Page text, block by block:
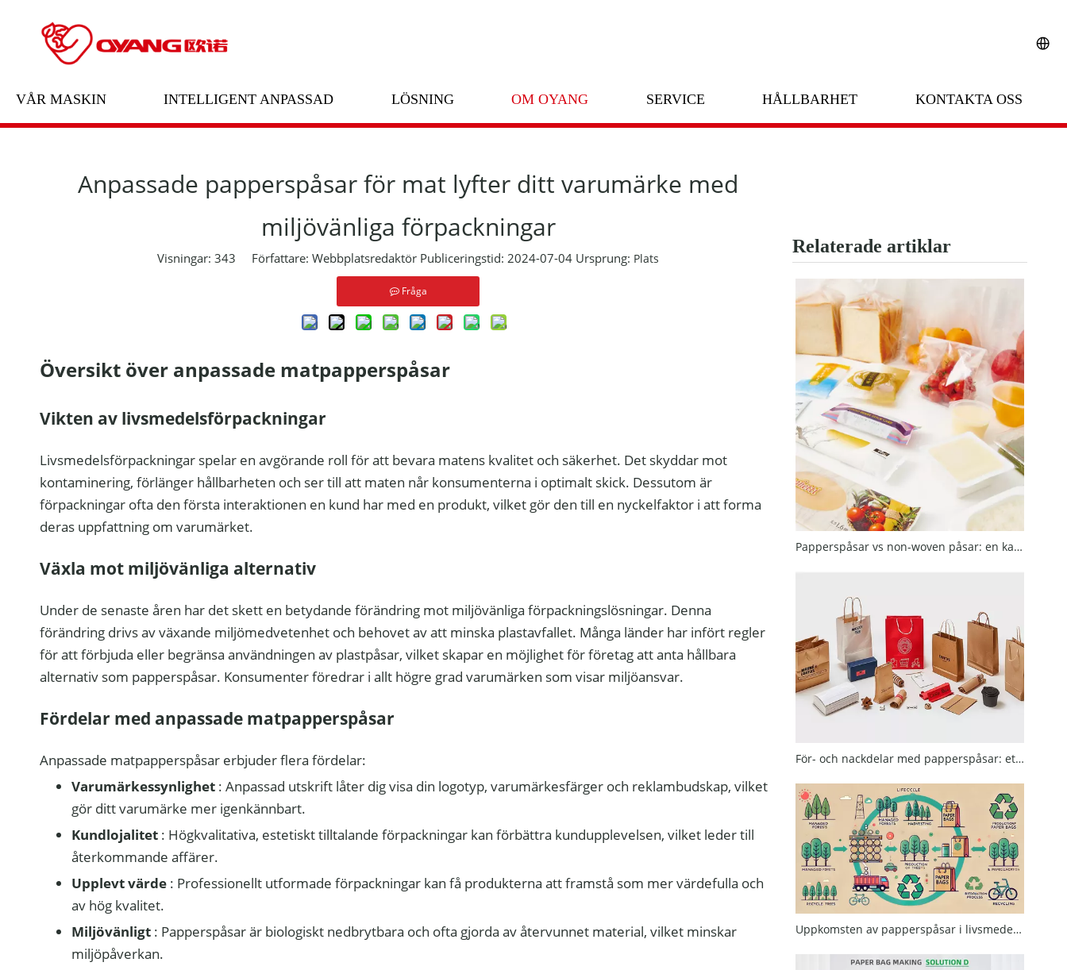
VÅR MASKIN INTELLIGENT ANPASSAD LÖSNING OM OYANG SERVICE HÅLLBARHET KONTAKTA OSS
Anpassade papperspåsar för mat lyfter ditt varumärke med
miljövänliga förpackningar
Visningar: 343 Författare: Webbplatsredaktör Publiceringstid: 2024-07-04 Ursprung: Plats
Fråga
Översikt över anpassade matpapperspåsar
Vikten av livsmedelsförpackningar
Livsmedelsförpackningar spelar en avgörande roll för att bevara matens kvalitet och säkerhet. Det skyddar mot
kontaminering, förlänger hållbarheten och ser till att maten når konsumenterna i optimalt skick. Dessutom är
förpackningar ofta den första interaktionen en kund har med en produkt, vilket gör den till en nyckelfaktor i att forma
deras uppfattning om varumärket.
Växla mot miljövänliga alternativ
Under de senaste åren har det skett en betydande förändring mot miljövänliga förpackningslösningar. Denna
förändring drivs av växande miljömedvetenhet och behovet av att minska plastavfallet. Många länder har infört regler
för att förbjuda eller begränsa användningen av plastpåsar, vilket skapar en möjlighet för företag att anta hållbara
alternativ som papperspåsar. Konsumenter föredrar i allt högre grad varumärken som visar miljöansvar.
Fördelar med anpassade matpapperspåsar
Anpassade matpapperspåsar erbjuder flera fördelar:
Varumärkessynlighet : Anpassad utskrift låter dig visa din logotyp, varumärkesfärger och reklambudskap, vilket
gör ditt varumärke mer igenkännbart.
Kundlojalitet : Högkvalitativa, estetiskt tilltalande förpackningar kan förbättra kundupplevelsen, vilket leder till
återkommande affärer.
Upplevt värde : Professionellt utformade förpackningar kan få produkterna att framstå som mer värdefulla och
av hög kvalitet.
Miljövänligt : ​​Papperspåsar är biologiskt nedbrytbara och ofta gjorda av återvunnet material, vilket minskar
miljöpåverkan.
Relaterade artiklar
Papperspåsar vs non-woven påsar: en kamp mellan miljöskydd och praktiska
För- och nackdelar med papperspåsar: ett miljövänligt förpackningsalternativ
Uppkomsten av papperspåsar i livsmedelsförpackningar: hållbarhet, säkerhet och mångsidighet